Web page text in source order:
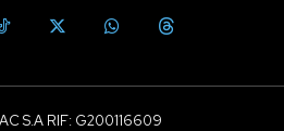
S.A RIF: G200116609